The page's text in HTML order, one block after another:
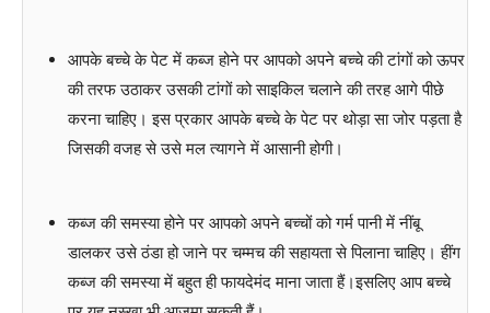
आपके बच्चे के पेट में कब्ज होने पर आपको अपने बच्चे की टांगों को ऊपर
की तरफ उठाकर उसकी टांगों को साइकिल चलाने की तरह आगे पीछे
करना चाहिए। इस प्रकार आपके बच्चे के पेट पर थोड़ा सा जोर पड़ता है
जिसकी वजह से उसे मल त्यागने में आसानी होगी।
कब्ज की समस्या होने पर आपको अपने बच्चों को गर्म पानी में नींबू
डालकर उसे ठंडा हो जाने पर चम्मच की सहायता से पिलाना चाहिए। हींग
कब्ज की समस्या में बहुत ही फायदेमंद माना जाता हैं।इसलिए आप बच्चे